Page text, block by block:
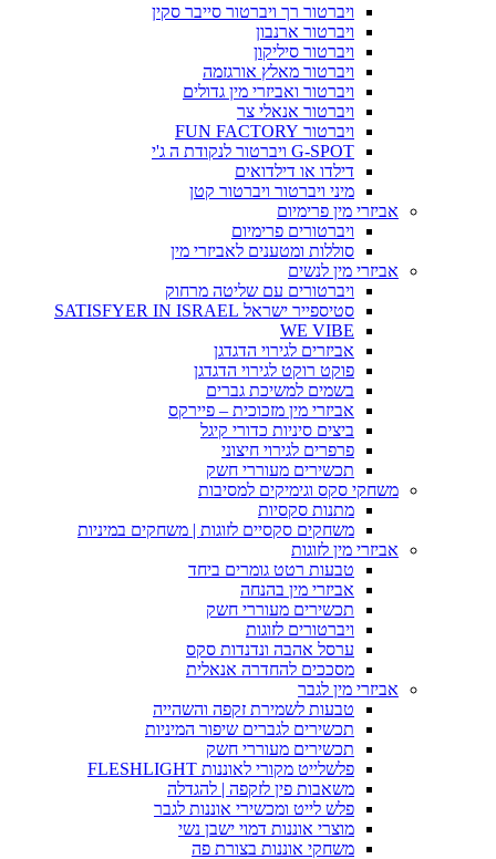
ויברטור רך ויברטור סייבר סקין
ויברטור ארנבון
ויברטור סיליקון
ויברטור מאלץ אורגזמה
ויברטור ואביזרי מין גדולים
ויברטור אנאלי צר
ויברטור FUN FACTORY
G-SPOT ויברטור לנקודת ה ג'י
דילדו או דילדואים
מיני ויברטור ויברטור קטן
אביזרי מין פרימיום
ויברטורים פרימיום
סוללות ומטענים לאביזרי מין
אביזרי מין לנשים
ויברטורים עם שליטה מרחוק
סטיספייר ישראל SATISFYER IN ISRAEL
WE VIBE
אביזרים לגירוי הדגדגן
פוקט רוקט לגירוי הדגדגן
בשמים למשיכת גברים
אביזרי מין מזכוכית – פיירקס
ביצים סיניות כדורי קיגל
פרפרים לגירוי חיצוני
תכשירים מעוררי חשק
משחקי סקס וגימיקים למסיבות
מתנות סקסיות
משחקים סקסיים לזוגות | משחקים במיניות
אביזרי מין לזוגות
טבעות רטט גומרים ביחד
אביזרי מין בהנחה
תכשירים מעוררי חשק
ויברטורים לזוגות
ערסל אהבה ונדנדות סקס
מסככים להחדרה אנאלית
אביזרי מין לגבר
טבעות לשמירת זקפה והשהייה
תכשירים לגברים שיפור המיניות
תכשירים מעוררי חשק
פלשלייט מקורי לאוננות FLESHLIGHT
משאבות פין לזקפה | להגדלה
פלש לייט ומכשירי אוננות לגבר
מוצרי אוננות דמוי ישבן נשי
משחקי אוננות בצורת פה